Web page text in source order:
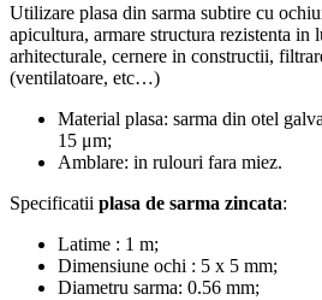
Utilizare plasa din sarma subtire cu
apicultura, armare structura rezistenta in
arhitecturale, cernere in constructii,
(ventilatoare, etc…)
Material plasa: sarma din otel
15 μm;
Amblare: in rulouri fara miez.
Specificatii plasa de sarma zincata:
Latime : 1 m;
Dimensiune ochi : 5 x 5 mm;
Diametru sarma: 0.56 mm;